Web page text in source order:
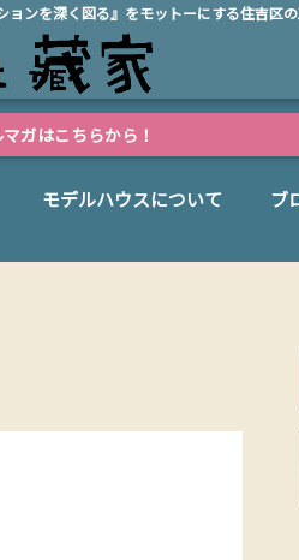
ンを深く図る』をモットーにする住吉区の
ガはこちらから！
モデルハウスについて ブ